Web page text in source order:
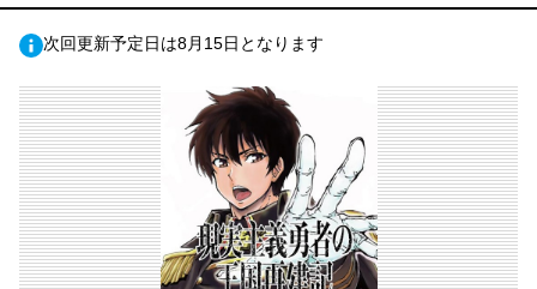
次回更新予定日は8月15日となります